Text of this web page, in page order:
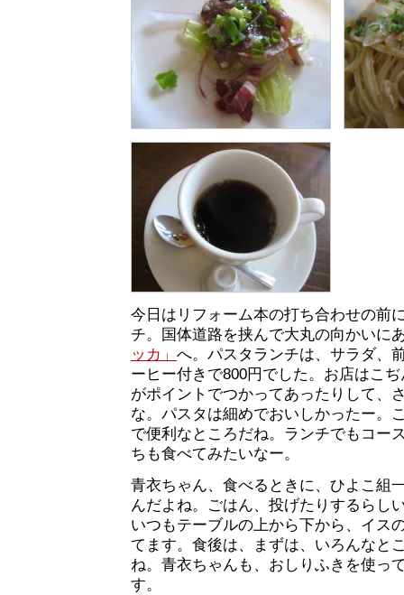
今日はリフォーム本の打ち合わせの前
チ。国体道路を挟んで大丸の向かいに
ッカ」 へ。パスタランチは、サラダ、
ーヒー付きで800円でした。お店はこ
がポイントでつかってあったりして、
な。パスタは細めでおいしかったー。
で便利なところだね。ランチでもコー
ちも食べてみたいなー。
青衣ちゃん、食べるときに、ひよこ組
んだよね。ごはん、投げたりするらし
いつもテーブルの上から下から、イス
てます。食後は、まずは、いろんなと
ね。青衣ちゃんも、おしりふきを使っ
す。